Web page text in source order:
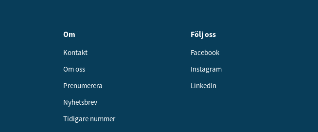
Om
Kontakt
Om oss
Prenumerera
Nyhetsbrev
Tidigare nummer
Följ oss
Facebook
Instagram
LinkedIn